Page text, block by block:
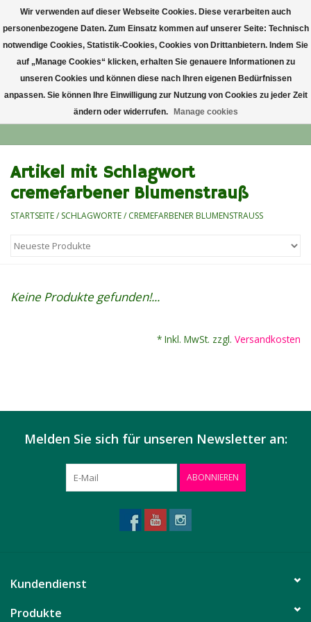
Startseite
Lieblingsblumen
Alle Blumensträuße
Artikel mit Schlagwort
cremefarbener Blumenstrauß
STARTSEITE/ SCHLAGWORTE/ CREMEFARBENER BLUMENSTRAUSS
Keine Produkte gefunden!...
* Inkl. MwSt. zzgl. Versandkosten
Melden Sie sich für unseren Newsletter an:
ABONNIEREN
Kundendienst
Produkte
Wir verwenden auf dieser Webseite Cookies. Diese verarbeiten auch
personenbezogene Daten. Zum Einsatz kommen auf unserer Seite: Technisch
notwendige Cookies, Statistik-Cookies, Cookies von Drittanbietern. Indem Sie
auf „Manage Cookies“ klicken, erhalten Sie genauere Informationen zu
unseren Cookies und können diese nach Ihren eigenen Bedürfnissen
anpassen. Sie können Ihre Einwilligung zur Nutzung von Cookies zu jeder Zeit
ändern oder widerrufen.
Manage cookies